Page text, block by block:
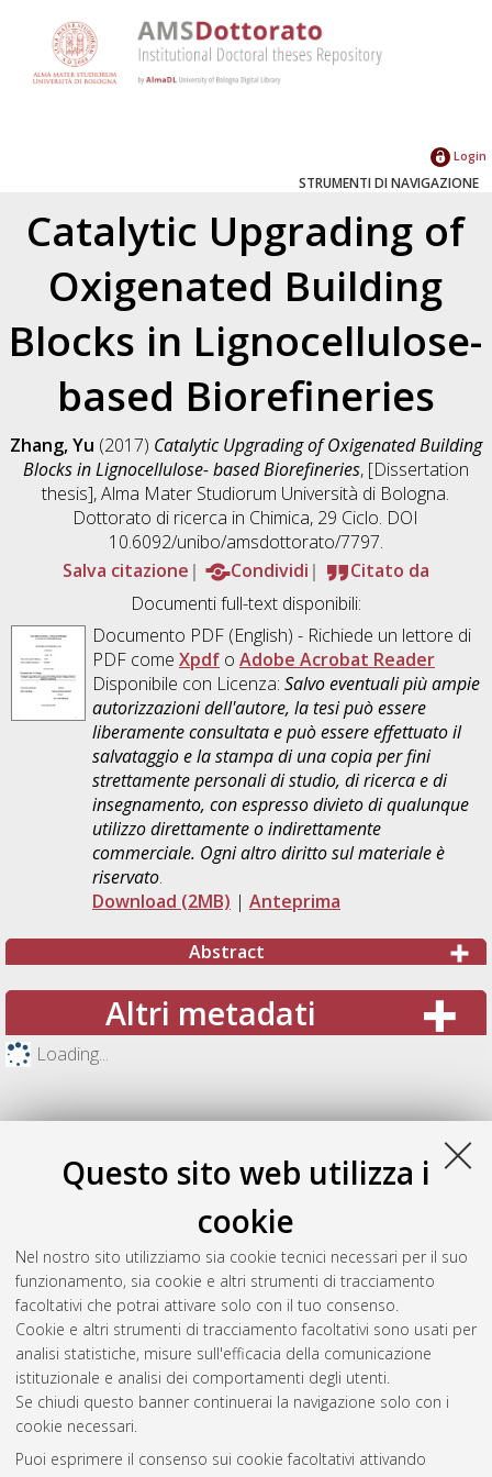
Questo sito web utilizza i
cookie
Nel nostro sito utilizziamo sia cookie tecnici necessari per il suo
funzionamento, sia cookie e altri strumenti di tracciamento
facoltativi che potrai attivare solo con il tuo consenso.
Cookie e altri strumenti di tracciamento facoltativi sono usati per
analisi statistiche, misure sull'efficacia della comunicazione
istituzionale e analisi dei comportamenti degli utenti.
Se chiudi questo banner continuerai la navigazione solo con i
cookie necessari.
Puoi esprimere il consenso sui cookie facoltativi attivando
Login
STRUMENTI DI NAVIGAZIONE
Catalytic Upgrading of
Oxigenated Building
Blocks in Lignocellulose-
based Biorefineries
Zhang, Yu (2017) Catalytic Upgrading of Oxigenated Building
Blocks in Lignocellulose- based Biorefineries, [Dissertation
thesis], Alma Mater Studiorum Università di Bologna.
Dottorato di ricerca in Chimica, 29 Ciclo. DOI
10.6092/unibo/amsdottorato/7797.
Salva citazione
Condividi
Citato da
Documenti full-text disponibili:
Documento PDF(English) - Richiede un lettore di
PDF come Xpdfo Adobe Acrobat Reader
Disponibile con Licenza: Salvo eventuali più ampie
autorizzazioni dell'autore, la tesi può essere
liberamente consultata e può essere effettuato il
salvataggio e la stampa di una copia per fini
strettamente personali di studio, di ricerca e di
insegnamento, con espresso divieto di qualunque
utilizzo direttamente o indirettamente
commerciale. Ogni altro diritto sul materiale è
riservato.
Download (2MB) | Anteprima
Abstract
Altri metadati
Loading...
Gestione del documento:
Atom
Rss 1.0